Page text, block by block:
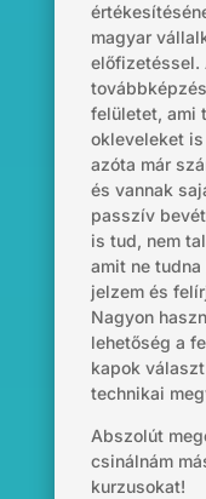
magyar
előfizetéssel.
felületet, ami
okleveleket
azóta már
és vannak
passzív
is tud, nem
amit ne
jelzem és
Nagyon
lehetőség a
kapok
technikai
Abszolút
csinálnám
kurzusokat!